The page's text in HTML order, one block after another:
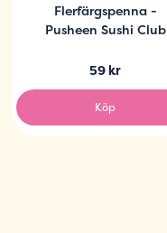
Flerfärgspenna -
Pusheen Sushi Club
59 kr
Köp